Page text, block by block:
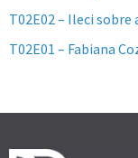
T02E02 – Ileci sobre
T02E01 – Fabiana